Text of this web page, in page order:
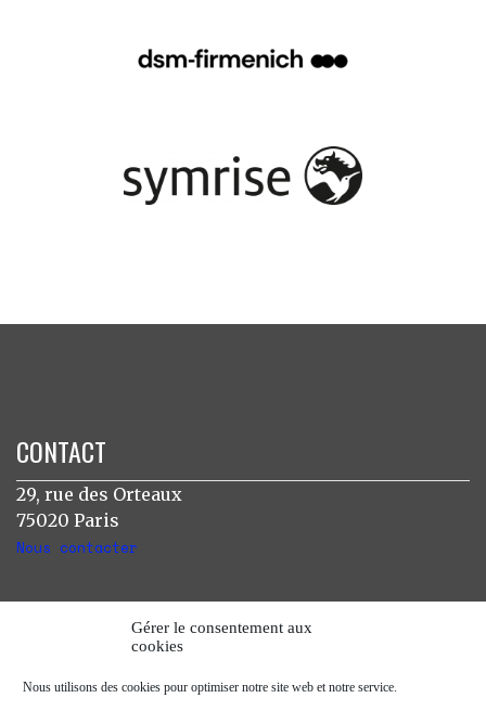
Gérer le consentement aux
cookies
Nous utilisons des cookies pour optimiser notre site web et notre service.
CONTACT
29, rue des Orteaux
75020 Paris
Nous contacter
INSTAGRAM